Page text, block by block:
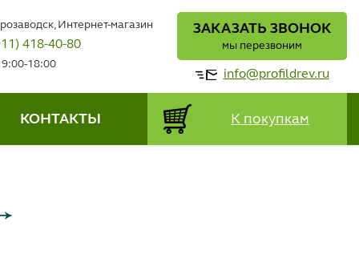
Интернет-магазин
418-40-80
9:00-18:00
ЗАКАЗАТЬ ЗВОНОК
мы перезвоним
info@profildrev.ru
КОНТАКТЫ К покупкам